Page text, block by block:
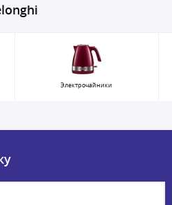
Электрочайники